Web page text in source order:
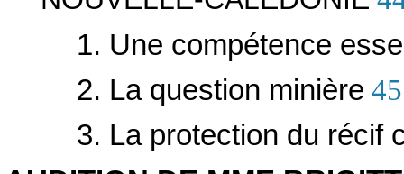
1. Une compétence
2. La question minière 45
3. La protection du récif